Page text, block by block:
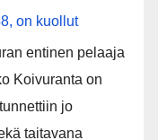
on kuollut
entinen pelaaja
Koivuranta on
jo
taitavana